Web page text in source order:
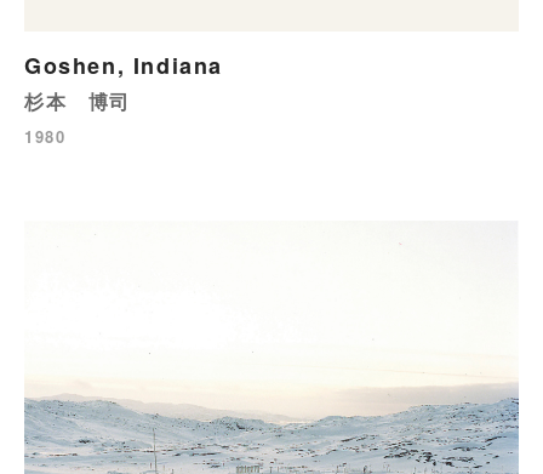
Goshen, Indiana
杉本 博司
1980